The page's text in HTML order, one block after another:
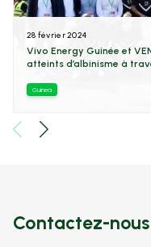
28 février 2024
Vivo Energy Guinée et
atteints d’albinisme à
Guinea
Contactez-nous